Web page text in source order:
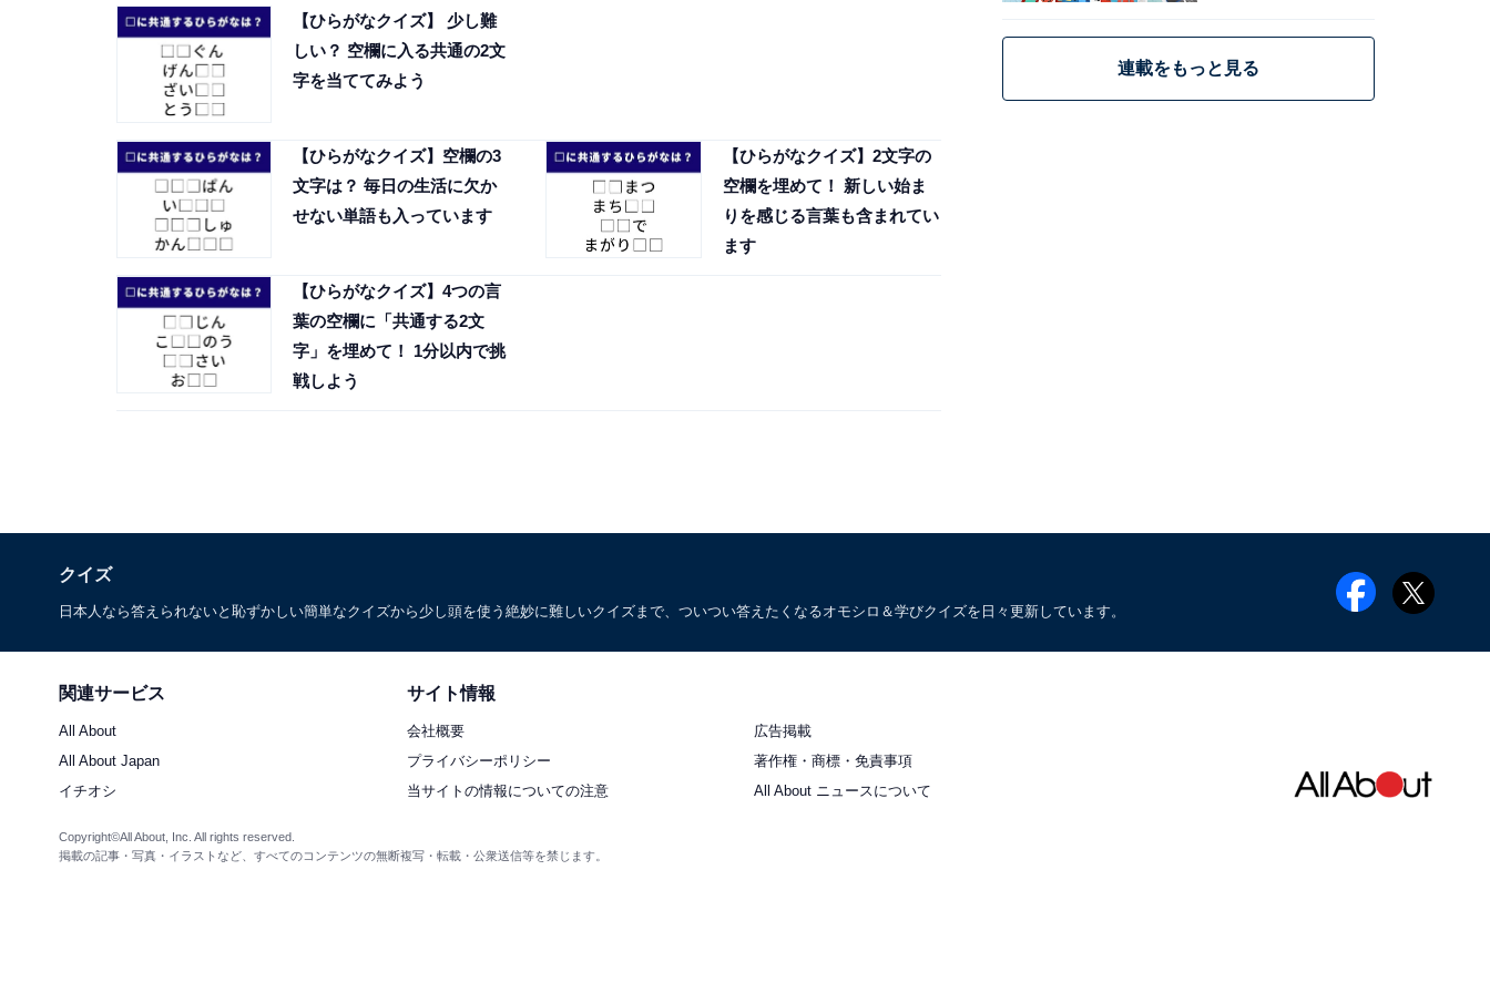
【ひらがなクイズ】 少し難
しい？ 空欄に入る共通の2文
字を当ててみよう
【ひらがなクイズ】空欄の3
文字は？ 毎日の生活に欠か
せない単語も入っています
【ひらがなクイズ】2文字の
空欄を埋めて！ 新しい始ま
りを感じる言葉も含まれてい
ます
【ひらがなクイズ】4つの言
葉の空欄に「共通する2文
字」を埋めて！ 1分以内で挑
戦しよう
連載をもっと見る
クイズ
日本人なら答えられないと恥ずかしい簡単なクイズから少し頭を使う絶妙に難しいクイズまで、ついつい答えたくなるオモシロ＆学びクイズを日々更新しています。
関連サービス
All About
All About Japan
イチオシ
サイト情報
会社概要
広告掲載
プライバシーポリシー
著作権・商標・免責事項
当サイトの情報についての注意
All About ニュースについて
Copyright©All About, Inc. All rights reserved.
掲載の記事・写真・イラストなど、すべてのコンテンツの無断複写・転載・公衆送信等を禁じます。